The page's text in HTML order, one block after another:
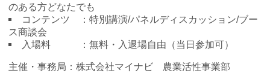
のある方どなたでも
コンテンツ ：特別講演/パネルディスカッション/ブー
ス商談会
入場料 ：無料・入退場自由（当日参加可）
主催・事務局：株式会社マイナビ 農業活性事業部